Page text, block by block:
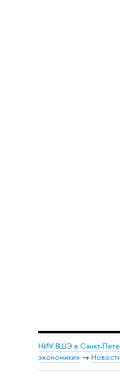
НИУ ВШЭ в Санкт-
экономики» → Новости